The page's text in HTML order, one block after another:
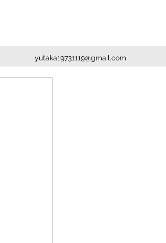
yutaka19731119@gmail.com